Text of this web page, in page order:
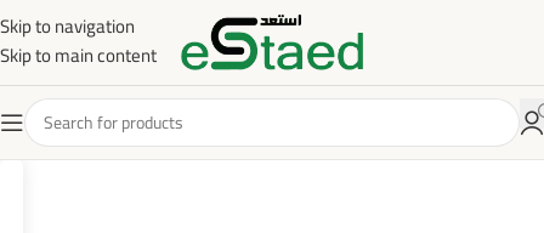
Skip to navigation
Skip to main content